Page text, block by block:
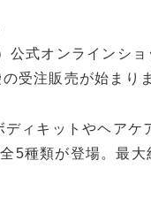
公式オンラインショ
受注販売が始まり
ィキットやヘアケ
5種類が登場。最